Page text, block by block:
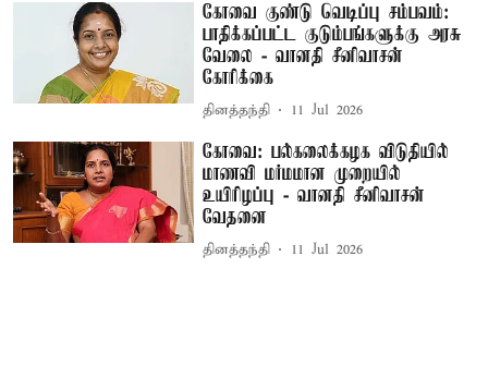
கோவை குண்டு வெடிப்பு சம்பவம்:
பாதிக்கப்பட்ட குடும்பங்களுக்கு அரசு
வேலை - வானதி சீனிவாசன்
கோரிக்கை
தினத்தந்தி 11 Jul 2026
கோவை: பல்கலைக்கழக விடுதியில்
மாணவி மர்மமான முறையில்
உயிரிழப்பு - வானதி சீனிவாசன்
வேதனை
தினத்தந்தி 11 Jul 2026